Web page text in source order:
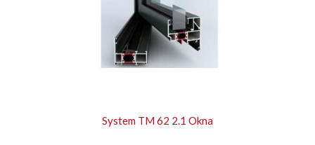
System TM 62 2.1 Okna